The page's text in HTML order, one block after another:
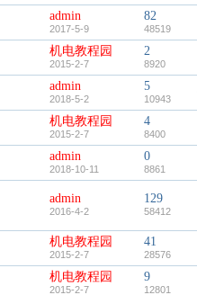
admin
2017-5-9
82
48519
机电教程园
2015-2-7
2
8920
admin
2018-5-2
5
10943
机电教程园
2015-2-7
4
8400
admin
2018-10-11
0
8861
admin
2016-4-2
129
58412
机电教程园
2015-2-7
41
28576
机电教程园
2015-2-7
9
12801